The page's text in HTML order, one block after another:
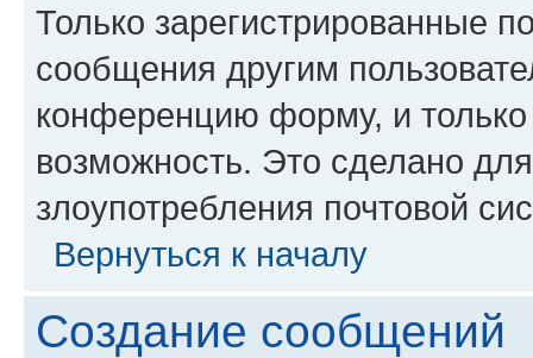
Только зарегистрированные
сообщения другим
конференцию форму, и
возможность. Это сделано
злоупотребления почтовой
Вернуться к началу
Создание сообщений